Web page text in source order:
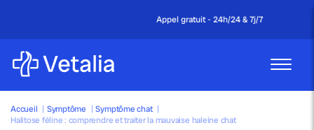
Appel gratuit - 24h/24 & 7j/7
Accueil | Symptôme | Symptôme chat |
Halitose féline : comprendre et traiter la mauvaise haleine chat